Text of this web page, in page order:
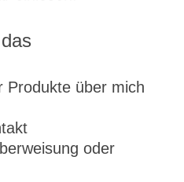
Produkte über mich
oder